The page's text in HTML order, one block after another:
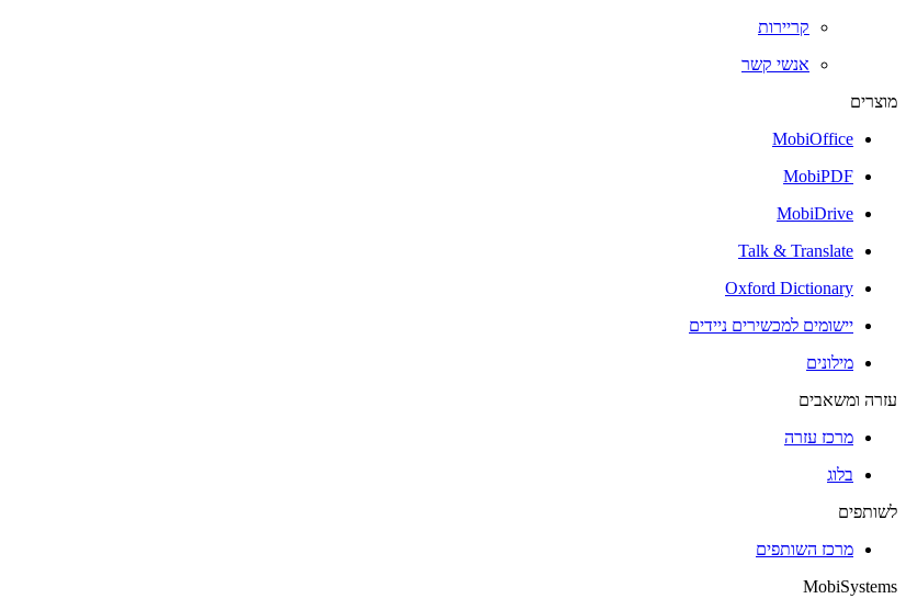
קריירות
אנשי קשר
מוצרים
MobiOffice
MobiPDF
MobiDrive
Talk & Translate
Oxford Dictionary
יישומים למכשירים ניידים
מילונים
עזרה ומשאבים
מרכז עזרה
בלוג
לשותפים
מרכז השותפים
MobiSystems